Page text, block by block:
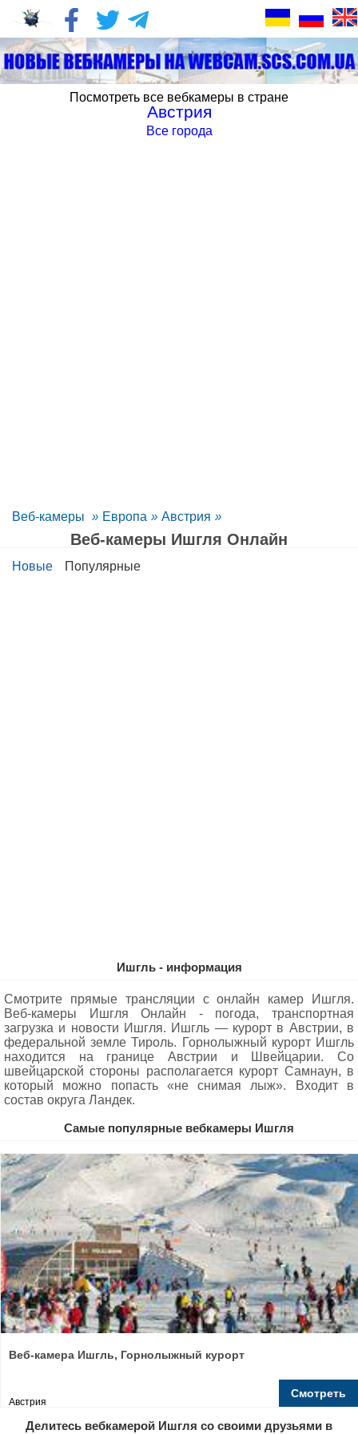
Посмотреть все вебкамеры в стране
Австрия
Все города
Веб-камеры » Европа » Австрия »
Веб-камеры Ишгля Oнлайн
Новые Популярные
Ишгль - информация
Смотрите прямые трансляции с онлайн камер Ишгля.
Веб-камеры Ишгля Oнлайн - погода, транспортная
загрузка и новости Ишгля. Ишгль — курорт в Австрии, в
федеральной земле Тироль. Горнолыжный курорт Ишгль
находится на границе Австрии и Швейцарии. Со
швейцарской стороны располагается курорт Самнаун, в
который можно попасть «не снимая лыж». Входит в
состав округа Ландек.
Самые популярные вебкамеры Ишгля
Веб-камера Ишгль, Горнолыжный курорт
Австрия
Смотреть
Делитесь вебкамерой Ишгля со своими друзьями в